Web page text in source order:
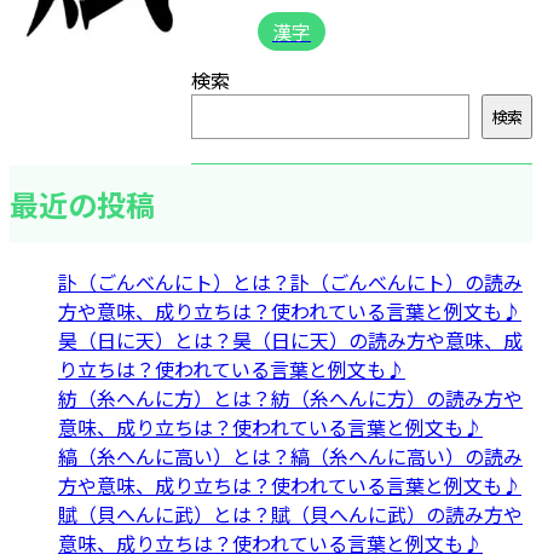
漢字
検索
検索
最近の投稿
訃（ごんべんにト）とは？訃（ごんべんにト）の読み
方や意味、成り立ちは？使われている言葉と例文も♪
昊（日に天）とは？昊（日に天）の読み方や意味、成
り立ちは？使われている言葉と例文も♪
紡（糸へんに方）とは？紡（糸へんに方）の読み方や
意味、成り立ちは？使われている言葉と例文も♪
縞（糸へんに高い）とは？縞（糸へんに高い）の読み
方や意味、成り立ちは？使われている言葉と例文も♪
賦（貝へんに武）とは？賦（貝へんに武）の読み方や
意味、成り立ちは？使われている言葉と例文も♪